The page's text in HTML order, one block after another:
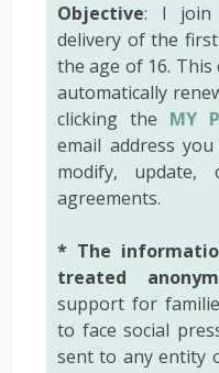
Objective: I join
delivery of the
the age of 16.
automatically
clicking the MY
email address
modify, update,
agreements.
* The
treated
support for
to face social
sent to any entity